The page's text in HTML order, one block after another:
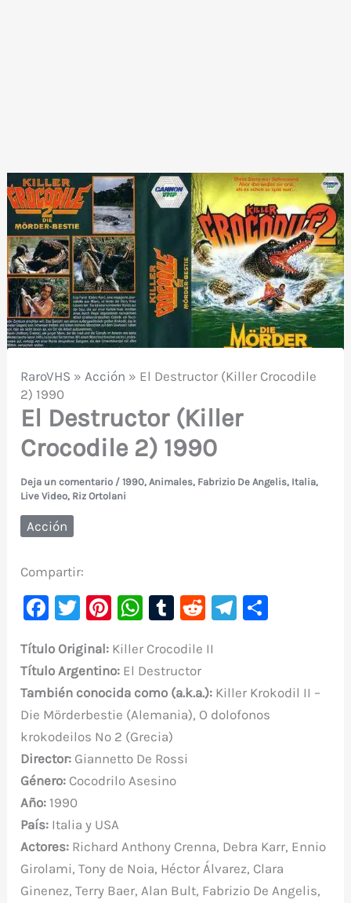
RaroVHS »Acción » El Destructor (Killer Crocodile
2) 1990
El Destructor (Killer
Crocodile 2) 1990
Deja un comentario /1990,Animales, Fabrizio De Angelis, Italia,
Live Video, Riz Ortolani
Acción
Compartir:
F
c
e
b
o
o
k
T
it
te
r
Pi
er
e
st
W
at
s
A
p
p
T
m
bl
r
R
d
di
t
Te
a
m
p
ar
Título Original: Killer Crocodile II
TítuloArgentino: El Destructor
También conocida como (a.k.a.): Killer Krokodil II –
Die Mörderbestie (Alemania), O dolofonos
krokodeilos No 2 (Grecia)
Director: Giannetto De Rossi
Género: Cocodrilo Asesino
Año: 1990
País: Italia y USA
Actores: Richard Anthony Crenna, Debra Karr, Ennio
Girolami, Tony de Noia, Héctor Álvarez, Clara
Ginenez, Terry Baer, Alan Bult, Fabrizio De Angelis,